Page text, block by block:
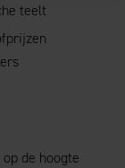
teelt
de hoogte